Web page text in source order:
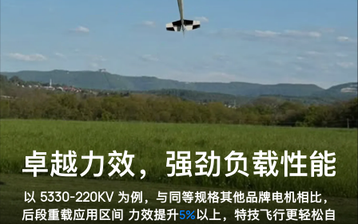
卓越力效，强劲负载性能
以5330-220KV为例，与同等规格其他品牌电机相比，
后段重载应用区间 力效提升5%以上，特技飞行更轻松自